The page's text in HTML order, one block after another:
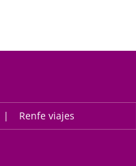
Renfe viajes